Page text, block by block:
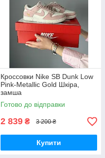
Кроссовки Nike SB Dunk Low
Pink-Metallic Gold Шкіра,
замша
Готово до відправки
2 839 ₴ 3 200 ₴
Купити